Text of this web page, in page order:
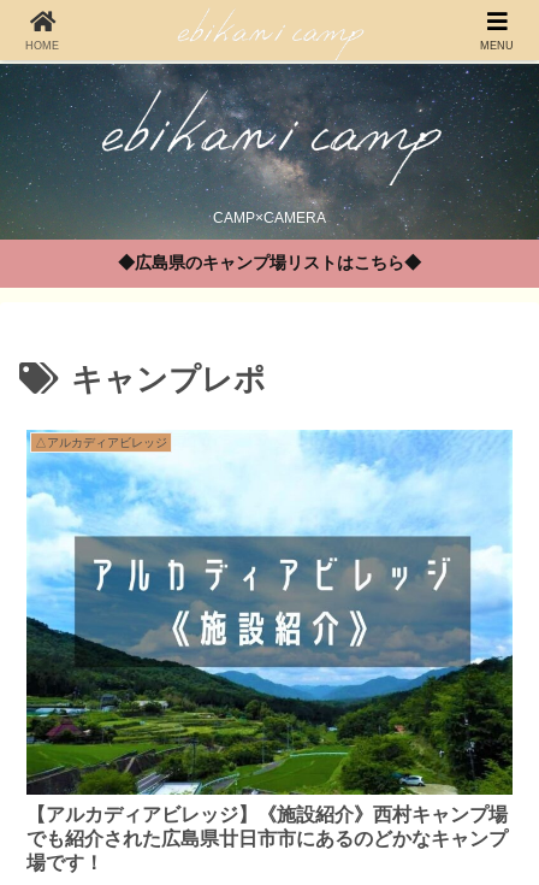
CAMP×CAMERA
◆広島県のキャンプ場リストはこちら◆
キャンプレポ
△アルカディアビレッジ
【アルカディアビレッジ】《施設紹介》西村キャンプ場
でも紹介された広島県廿日市市にあるのどかなキャンプ
場です！
HOME MENU